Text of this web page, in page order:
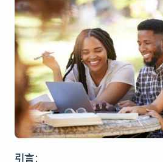
引言：